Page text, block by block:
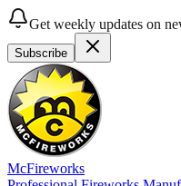
Get weekly updates on
Subscribe
McFireworks